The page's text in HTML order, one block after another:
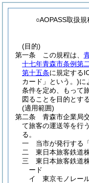
○AOPASS取扱規
(目的)
第一条
この規程は、
十七年青森市条例第
第十五条に規定する
カード」という。)に
条件を定め、もって
図ることを目的とする
(適用範囲)
第二条
青森市企業局
て旅客の運送等を行
る。
一
当市が発行する
二
東日本旅客鉄道
三
東日本旅客鉄道
ード
イ
東京モノレー